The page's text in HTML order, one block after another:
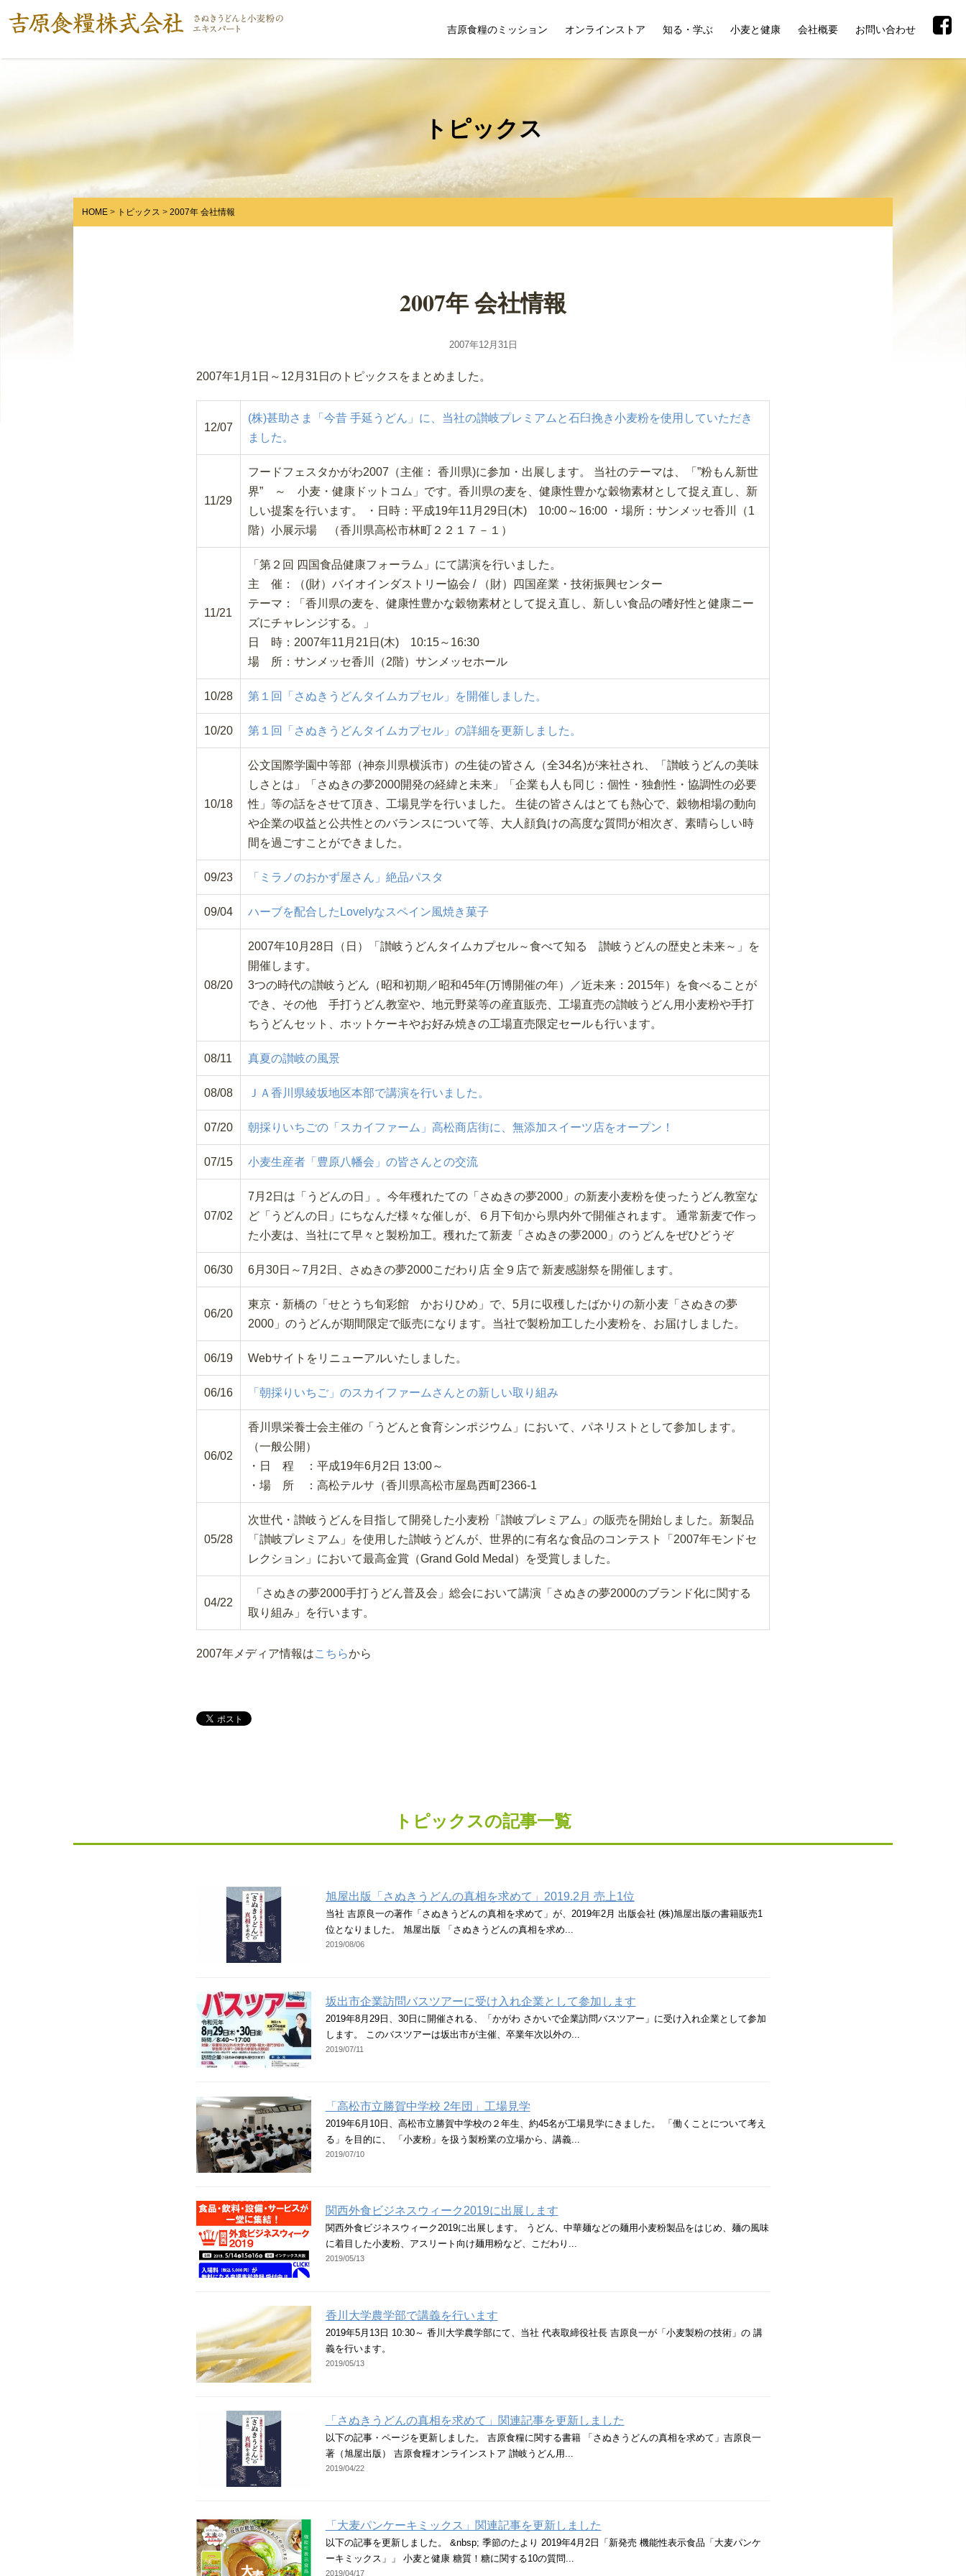
吉原食糧のミッション オンラインストア 知る・学ぶ 小麦と健康 会社概要 お問い合わせ
トピックス
HOME トピックス 2007年 会社情報
2007年 会社情報
2007年12月31日
2007年1月1日～12月31日のトピックスをまとめました。
12/07
(株)甚助さま「今昔 手延うどん」に、当社の讃岐プレミアムと石臼挽き小麦粉を使用していただき
ました。
11/29
フードフェスタかがわ2007（主催： 香川県)に参加・出展します。 当社のテーマは、「”粉もん新世
界” ～ 小麦・健康ドットコム」です。香川県の麦を、健康性豊かな穀物素材として捉え直し、新
しい提案を行います。 ・日時：平成19年11月29日(木) 10:00～16:00 ・場所：サンメッセ香川（1
階）小展示場 （香川県高松市林町２２１７－１）
11/21
「第２回 四国食品健康フォーラム」にて講演を行いました。
主 催：（(財）バイオインダストリー協会 / （財）四国産業・技術振興センター
テーマ：「香川県の麦を、健康性豊かな穀物素材として捉え直し、新しい食品の嗜好性と健康ニー
ズにチャレンジする。」
日 時：2007年11月21日(木) 10:15～16:30
場 所：サンメッセ香川（2階）サンメッセホール
10/28 第１回「さぬきうどんタイムカプセル」を開催しました。
10/20 第１回「さぬきうどんタイムカプセル」の詳細を更新しました。
10/18
公文国際学園中等部（神奈川県横浜市）の生徒の皆さん（全34名)が来社され、「讃岐うどんの美味
しさとは」「さぬきの夢2000開発の経緯と未来」「企業も人も同じ：個性・独創性・協調性の必要
性」等の話をさせて頂き、工場見学を行いました。 生徒の皆さんはとても熱心で、穀物相場の動向
や企業の収益と公共性とのバランスについて等、大人顔負けの高度な質問が相次ぎ、素晴らしい時
間を過ごすことができました。
09/23 「ミラノのおかず屋さん」絶品パスタ
09/04 ハーブを配合したLovelyなスペイン風焼き菓子
08/20
2007年10月28日（日）「讃岐うどんタイムカプセル～食べて知る 讃岐うどんの歴史と未来～」を
開催します。
3つの時代の讃岐うどん（昭和初期／昭和45年(万博開催の年）／近未来：2015年）を食べることが
でき、その他 手打うどん教室や、地元野菜等の産直販売、工場直売の讃岐うどん用小麦粉や手打
ちうどんセット、ホットケーキやお好み焼きの工場直売限定セールも行います。
08/11 真夏の讃岐の風景
08/08 ＪＡ香川県綾坂地区本部で講演を行いました。
07/20 朝採りいちごの「スカイファーム」高松商店街に、無添加スイーツ店をオープン！
07/15 小麦生産者「豊原八幡会」の皆さんとの交流
07/02
7月2日は「うどんの日」。今年穫れたての「さぬきの夢2000」の新麦小麦粉を使ったうどん教室な
ど「うどんの日」にちなんだ様々な催しが、６月下旬から県内外で開催されます。 通常新麦で作っ
た小麦は、当社にて早々と製粉加工。穫れたて新麦「さぬきの夢2000」のうどんをぜひどうぞ
06/30 6月30日～7月2日、さぬきの夢2000こだわり店 全９店で 新麦感謝祭を開催します。
06/20
東京・新橋の「せとうち旬彩館 かおりひめ」で、5月に収穫したばかりの新小麦「さぬきの夢
2000」のうどんが期間限定で販売になります。当社で製粉加工した小麦粉を、お届けしました。
06/19 Webサイトをリニューアルいたしました。
06/16 「朝採りいちご」のスカイファームさんとの新しい取り組み
06/02
香川県栄養士会主催の「うどんと食育シンポジウム」において、パネリストとして参加します。
（一般公開）
・日 程 ：平成19年6月2日 13:00～
・場 所 ：高松テルサ（香川県高松市屋島西町2366-1
05/28
次世代・讃岐うどんを目指して開発した小麦粉「讃岐プレミアム」の販売を開始しました。新製品
「讃岐プレミアム」を使用した讃岐うどんが、世界的に有名な食品のコンテスト「2007年モンドセ
レクション」において最高金賞（Grand Gold Medal）を受賞しました。
04/22
「さぬきの夢2000手打うどん普及会」総会において講演「さぬきの夢2000のブランド化に関する
取り組み」を行います。
2007年メディア情報はこちらから
トピックスの記事一覧
旭屋出版「さぬきうどんの真相を求めて」2019.2月 売上1位
当社 吉原良一の著作「さぬきうどんの真相を求めて」が、2019年2月 出版会社 (株)旭屋出版の書籍販売1
位となりました。 旭屋出版 「さぬきうどんの真相を求め...
2019/08/06
坂出市企業訪問バスツアーに受け入れ企業として参加します
2019年8月29日、30日に開催される、「かがわ さかいで企業訪問バスツアー」に受け入れ企業として参加
します。 このバスツアーは坂出市が主催、卒業年次以外の...
2019/07/11
「高松市立勝賀中学校 2年団」工場見学
2019年6月10日、高松市立勝賀中学校の２年生、約45名が工場見学にきました。 「働くことについて考え
る」を目的に、 「小麦粉」を扱う製粉業の立場から、講義...
2019/07/10
関西外食ビジネスウィーク2019に出展します
関西外食ビジネスウィーク2019に出展します。 うどん、中華麺などの麺用小麦粉製品をはじめ、麺の風味
に着目した小麦粉、アスリート向け麺用粉など、こだわり...
2019/05/13
香川大学農学部で講義を行います
2019年5月13日 10:30～ 香川大学農学部にて、当社 代表取締役社長 吉原良一が「小麦製粉の技術」の 講
義を行います。
2019/05/13
「さぬきうどんの真相を求めて」関連記事を更新しました
以下の記事・ページを更新しました。 吉原食糧に関する書籍 「さぬきうどんの真相を求めて」吉原良一
著（旭屋出版） 吉原食糧オンラインストア 讃岐うどん用...
2019/04/22
「大麦パンケーキミックス」関連記事を更新しました
以下の記事を更新しました。 &nbsp; 季節のたより 2019年4月2日「新発売 機能性表示食品「大麦パンケ
ーキミックス」」 小麦と健康 糖質！糖に関する10の質問...
2019/04/17